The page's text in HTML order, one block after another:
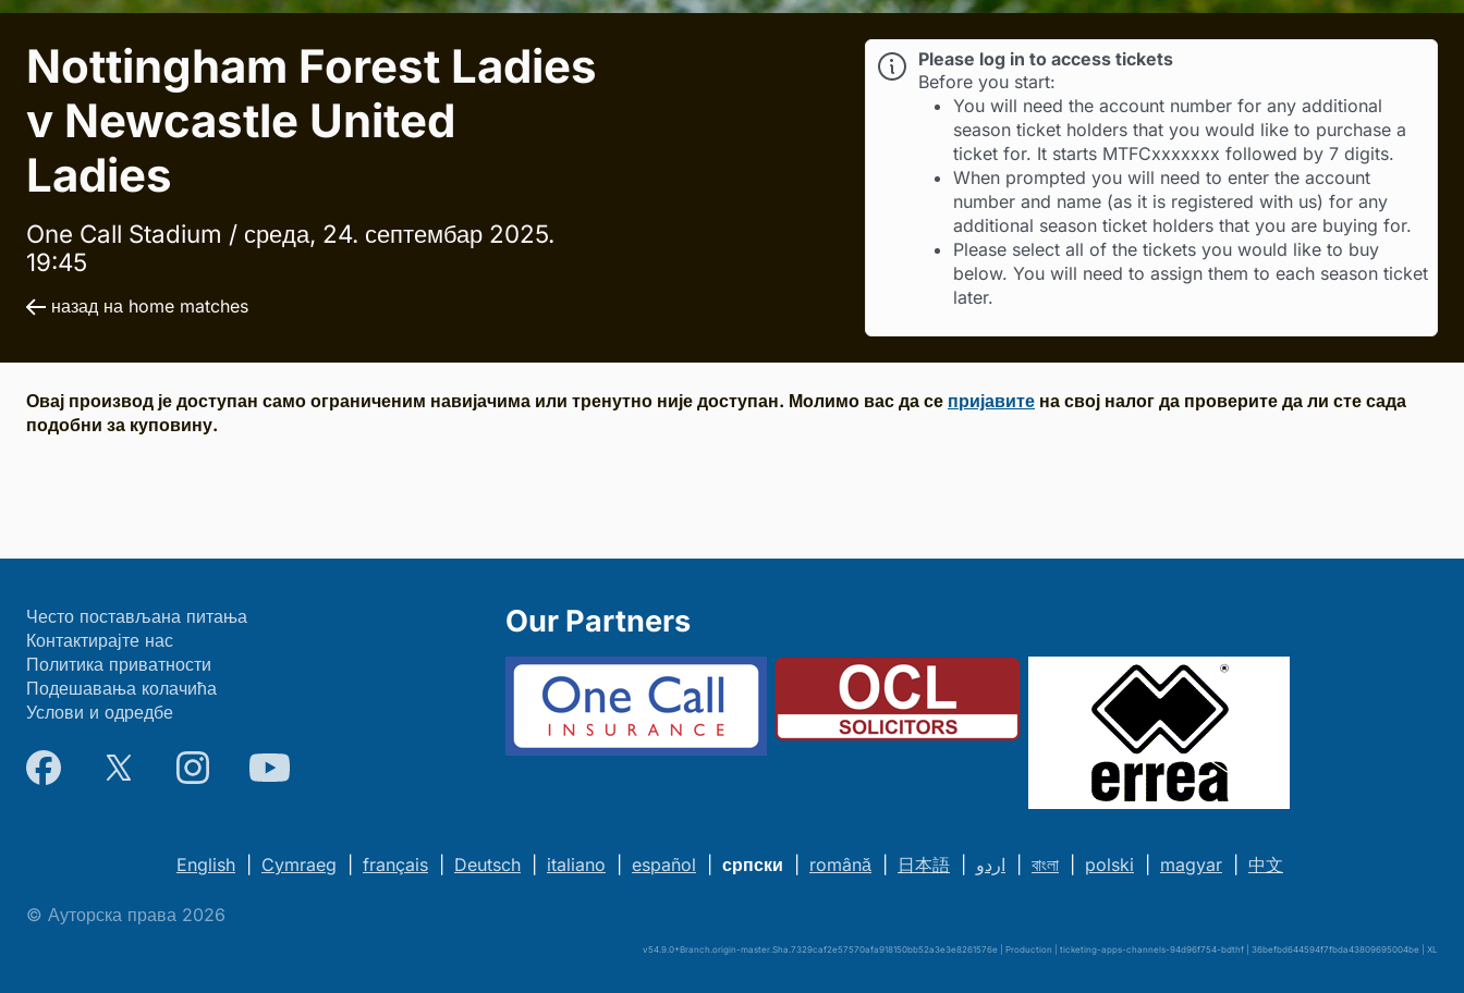
Nottingham Forest Ladies
v Newcastle United
Ladies
One Call Stadium / среда, 24. септембар 2025.
19:45
назад на home matches
Please log in to access tickets
Before you start:
You will need the account number for any additional
season ticket holders that you would like to purchase a
ticket for. It starts MTFCxxxxxxx followed by 7 digits.
When prompted you will need to enter the account
number and name (as it is registered with us) for any
additional season ticket holders that you are buying for.
Please select all of the tickets you would like to buy
below. You will need to assign them to each season ticket
later.
Овај производ је доступан само ограниченим навијачима или тренутно није доступан. Молимо вас да се пријавите на свој налог да проверите да ли сте сада
подобни за куповину.
Често постављана питања
Контактирајте нас
Политика приватности
Подешавања колачића
Услови и одредбе
Our Partners
English Cymraeg français Deutsch italiano español српски română 日本語 اردو বাংলা polski magyar 中文
© Ауторска права 2026
v54.9.0+Branch.origin-master.Sha.7329caf2e57570afa918150bb52a3e3e8261576e | Production | ticketing-apps-channels-94d96f754-bdthf | 36befbd644594f7fbda43809695004be | XL